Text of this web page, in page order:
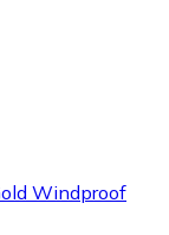
Windproof